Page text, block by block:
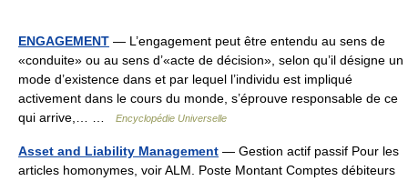
ENGAGEMENT — L’engagement peut être entendu au sens de
«conduite» ou au sens d’«acte de décision», selon qu’il désigne un
mode d’existence dans et par lequel l’individu est impliqué
activement dans le cours du monde, s’éprouve responsable de ce
qui arrive,… …
Encyclopédie Universelle
Asset and Liability Management — Gestion actif passif Pour les
articles homonymes, voir ALM. Poste Montant Comptes débiteurs